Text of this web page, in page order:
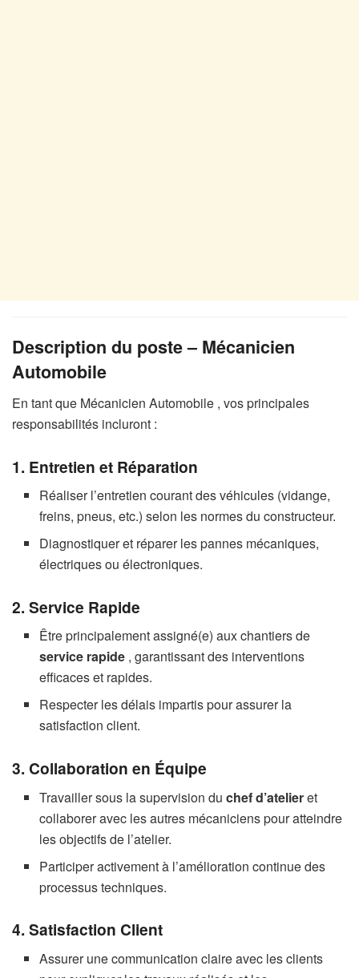
Description du poste – Mécanicien
Automobile
En tant que Mécanicien Automobile , vos principales
responsabilités incluront :
1. Entretien et Réparation
Réaliser l’entretien courant des véhicules (vidange,
freins, pneus, etc.) selon les normes du constructeur.
Diagnostiquer et réparer les pannes mécaniques,
électriques ou électroniques.
2. Service Rapide
Être principalement assigné(e) aux chantiers de
service rapide , garantissant des interventions
efficaces et rapides.
Respecter les délais impartis pour assurer la
satisfaction client.
3. Collaboration en Équipe
Travailler sous la supervision duchef d’atelieret
collaborer avec les autres mécaniciens pour atteindre
les objectifs de l’atelier.
Participer activement à l’amélioration continue des
processus techniques.
4. Satisfaction Client
Assurer une communication claire avec les clients